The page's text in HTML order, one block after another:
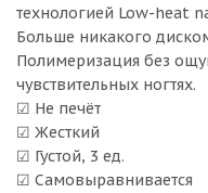
технологией Low-heat
Больше никакого
Полимеризация без
чувствительных ногтях.
☑ Не печёт
☑ Жесткий
☑ Густой, 3 ед.
☑ Самовыравнивается